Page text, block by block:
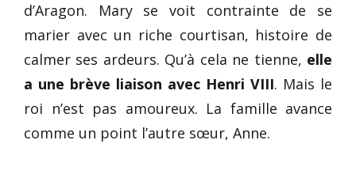
d’Aragon. Mary se voit contrainte de se
marier avec un riche courtisan, histoire de
calmer ses ardeurs. Qu’à cela ne tienne, elle
a une brève liaison avec Henri VIII. Mais le
roi n’est pas amoureux. La famille avance
comme un point l’autre sœur, Anne.